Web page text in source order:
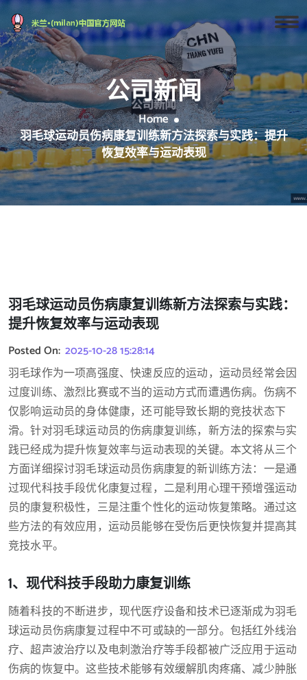
公司新闻
Home
羽毛球运动员伤病康复训练新方法探索与实践：提升
恢复效率与运动表现
羽毛球运动员伤病康复训练新方法探索与实践：
提升恢复效率与运动表现
Posted On: 2025-10-28 15:28:14
羽毛球作为一项高强度、快速反应的运动，运动员经常会因
过度训练、激烈比赛或不当的运动方式而遭遇伤病。伤病不
仅影响运动员的身体健康，还可能导致长期的竞技状态下
滑。针对羽毛球运动员的伤病康复训练，新方法的探索与实
践已经成为提升恢复效率与运动表现的关键。本文将从三个
方面详细探讨羽毛球运动员伤病康复的新训练方法：一是通
过现代科技手段优化康复过程，二是利用心理干预增强运动
员的康复积极性，三是注重个性化的运动恢复策略。通过这
些方法的有效应用，运动员能够在受伤后更快恢复并提高其
竞技水平。
1、现代科技手段助力康复训练
随着科技的不断进步，现代医疗设备和技术已逐渐成为羽毛
球运动员伤病康复过程中不可或缺的一部分。包括红外线治
疗、超声波治疗以及电刺激治疗等手段都被广泛应用于运动
伤病的恢复中。这些技术能够有效缓解肌肉疼痛、减少肿胀